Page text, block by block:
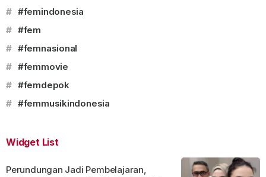
# #femindonesia
# #fem
# #femnasional
# #femmovie
# #femdepok
# #femmusikindonesia
Widget List
Perundungan Jadi Pembelajaran,